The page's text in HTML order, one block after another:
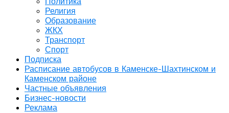
Религия
Образование
ЖКХ
Транспорт
Спорт
Подписка
Расписание автобусов в Каменске-Шахтинском и
Каменском районе
Частные объявления
Бизнес-новости
Реклама